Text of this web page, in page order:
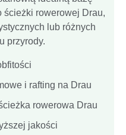
rowerowej Drau,
lub różnych
przyrody.
i rafting na Drau
rowerowa Drau
jakości